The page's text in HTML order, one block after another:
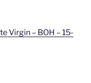
Virgin – BOH – 15-